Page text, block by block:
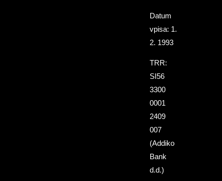
Datum
vpisa: 1.
2. 1993
TRR:
SI56
3300
0001
2409
007
(Addiko
Bank
d.d.)